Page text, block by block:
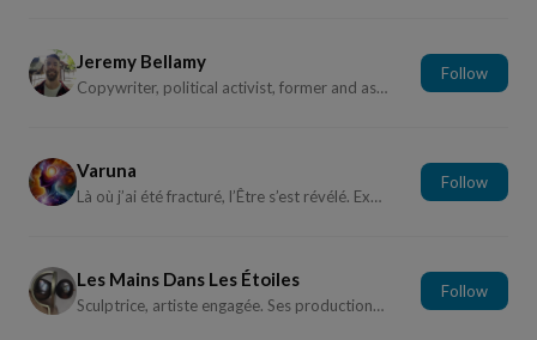
Jeremy Bellamy
Copywriter, political activist, former and aspirin...
Follow
Varuna
Là où j’ai été fracturé, l’Être s’est révélé. Expl...
Follow
Les Mains Dans Les Étoiles
Sculptrice, artiste engagée. Ses productions sont...
Follow